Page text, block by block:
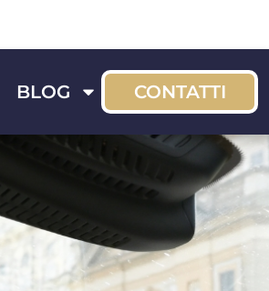
BLOG CONTATTI